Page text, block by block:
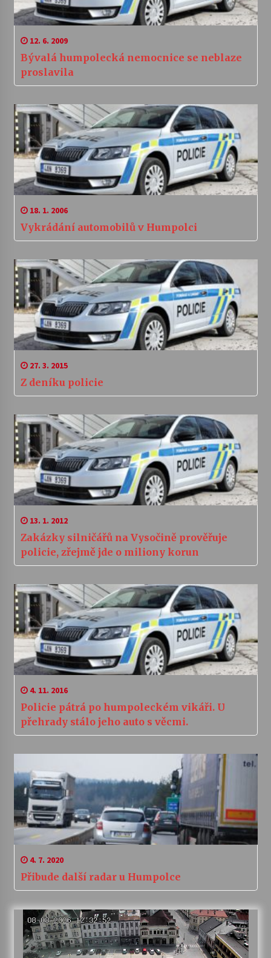
12. 6. 2009
Bývalá humpolecká nemocnice se neblaze
proslavila
18. 1. 2006
Vykrádání automobilů v Humpolci
27. 3. 2015
Z deníku policie
13. 1. 2012
Zakázky silničářů na Vysočině prověřuje
policie, zřejmě jde o miliony korun
4. 11. 2016
Policie pátrá po humpoleckém vikáři. U
přehrady stálo jeho auto s věcmi.
4. 7. 2020
Přibude další radar u Humpolce